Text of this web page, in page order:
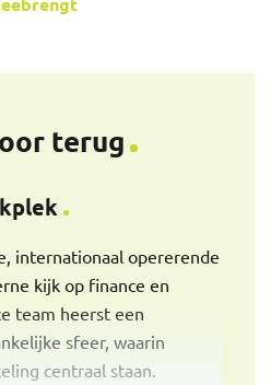
procesoptimalisatie
terug
internationaal opererende
kijk op finance en
team heerst een
sfeer, waarin
centraal staan.